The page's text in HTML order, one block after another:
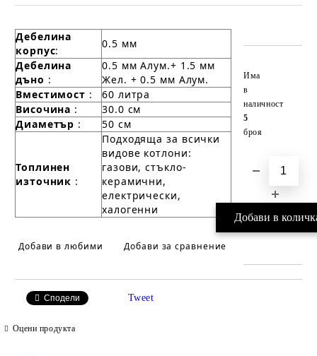
Дебелина
корпус:
0.5 мм
Дебелина
дъно :
0.5 мм Алум.+ 1.5 мм
Жел. + 0.5 мм Алум.
Вместимост :
60 литра
Височина :
30.0 см
Диаметър : 50 см
Топлинен
източник :
Подходяща за всички
видове котлони:
газови, стъкло-
керамични,
електрически,
халогенни
Добави в любими Добави за сравнение
Има
в
наличност
5
броя
Сподели Tweet
Оцени продукта